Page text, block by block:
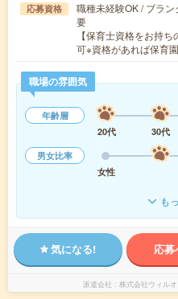
応募資格
職種未経験OK / ブラ
要
【保育士資格をお持
可※資格があれば保育
職場の雰囲気
年齢層
20代
30代
男女比率
女性
も
気になる! 応
派遣会社 株式会社ウィル